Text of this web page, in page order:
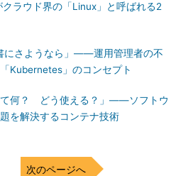
ラウド界の「Linux」と呼ばれる2
にさようなら」――運用管理者の不
Kubernetes」のコンセプト
て何？ どう使える？」――ソフトウ
を解決するコンテナ技術
次のページへ